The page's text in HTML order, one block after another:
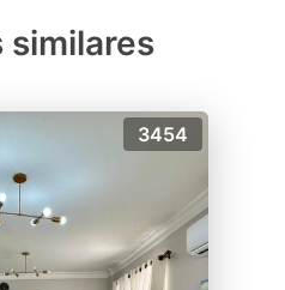
similares
3454